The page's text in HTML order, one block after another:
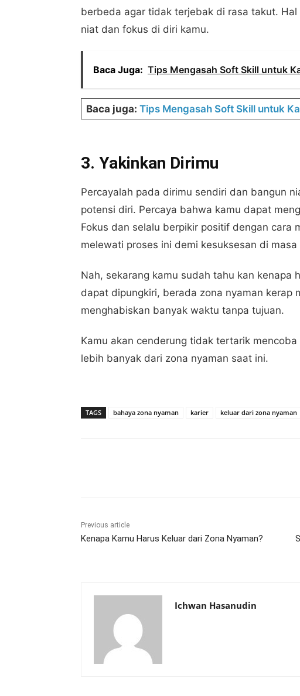
berbeda agar tidak terjebak di rasa takut.
niat dan fokus di diri kamu.
Baca Juga: Tips Mengasah Soft Skill untuk
Baca juga: Tips Mengasah Soft Skill untuk
3. Yakinkan Dirimu
Percayalah pada dirimu sendiri dan bangun
potensi diri. Percaya bahwa kamu dapat
Fokus dan selalu berpikir positif dengan cara
melewati proses ini demi kesuksesan di masa
Nah, sekarang kamu sudah tahu kan kenapa
dapat dipungkiri, berada zona nyaman kerap
menghabiskan banyak waktu tanpa tujuan.
Kamu akan cenderung tidak tertarik
lebih banyak dari zona nyaman saat ini.
TAGS bahaya zona nyaman karier keluar dari zona nyaman
Previous article
Kenapa Kamu Harus Keluar dari Zona Nyaman?
Ichwan Hasanudin